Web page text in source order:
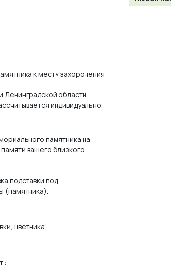
к месту захоронения
Ленинградской области.
индивидуально.
памятника на
вашего близкого.
подставки под
(памятника).
цветника;